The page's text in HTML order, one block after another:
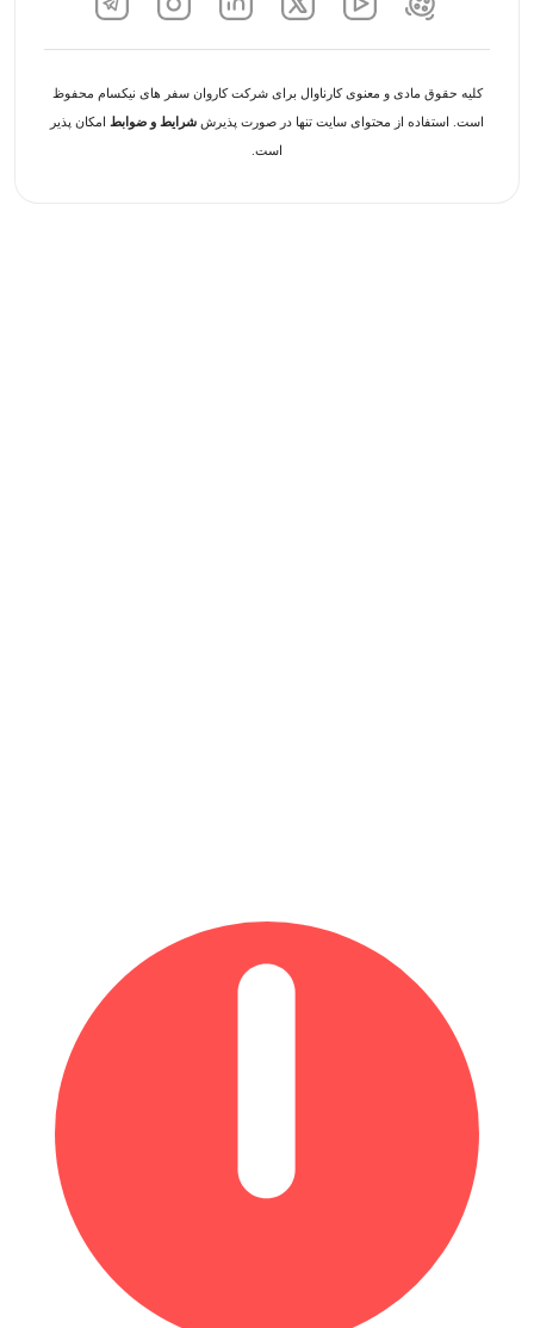
کلیه حقوق مادی و معنوی کارناوال برای شرکت کاروان سفر های نیکسام محفوظ
است. استفاده از محتوای سایت تنها در صورت پذیرش شرایط و ضوابط امکان پذیر
است.